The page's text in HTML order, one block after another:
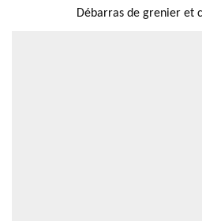
Débarras de grenier et